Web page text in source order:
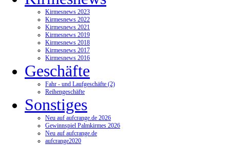
Kirmesnews 2023
Kirmesnews 2022
Kirmesnews 2021
Kirmesnews 2019
Kirmesnews 2018
Kirmesnews 2017
Kirmesnews 2016
Geschäfte
Fahr - und Laufgeschäfte (2)
Reihengeschäfte
Sonstiges
Neu auf aufcrange.de 2026
Gewinnspiel Palmkirmes 2026
Neu auf aufcrange.de
aufcrange2020